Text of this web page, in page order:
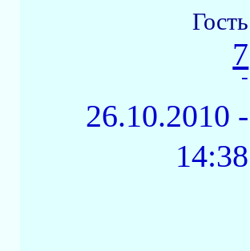
Гость
7
-
26.10.2010 -
14:38